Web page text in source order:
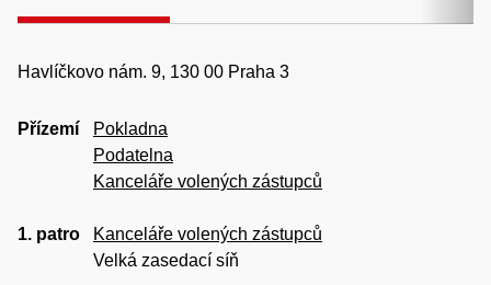
Havlíčkovo nám. 9, 130 00 Praha 3
Přízemí
Pokladna
Podatelna
Kanceláře volených zástupců
1. patro
Kanceláře volených zástupců
Velká zasedací síň